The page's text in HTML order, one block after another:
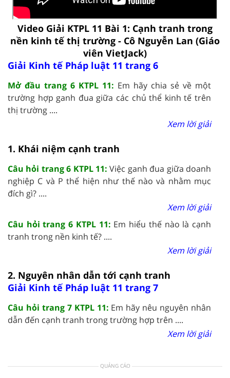
Video Giải KTPL 11 Bài 1: Cạnh tranh trong
nền kinh tế thị trường - Cô Nguyễn Lan (Giáo
viên VietJack)
Giải Kinh tế Pháp luật 11 trang 6
Mở đầu trang 6 KTPL 11: Em hãy chia sẻ về một
trường hợp ganh đua giữa các chủ thể kinh tế trên
thị trường ....
Xem lời giải
1. Khái niệm cạnh tranh
Câu hỏi trang 6 KTPL 11:Việc ganh đua giữa doanh
nghiệp C và P thể hiện như thế nào và nhằm mục
đích gì? ....
Xem lời giải
Câu hỏi trang 6 KTPL 11: Em hiểu thế nào là cạnh
tranh trong nền kinh tế? ....
Xem lời giải
2. Nguyên nhân dẫn tới cạnh tranh
Giải Kinh tế Pháp luật 11 trang 7
Câu hỏi trang 7 KTPL 11: Em hãy nêu nguyên nhân
dẫn đến cạnh tranh trong trường hợp trên ....
Xem lời giải
QUẢNG CÁO